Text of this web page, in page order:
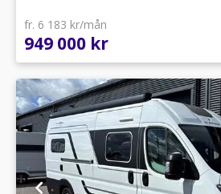
fr. 6 183 kr/mån
949 000 kr